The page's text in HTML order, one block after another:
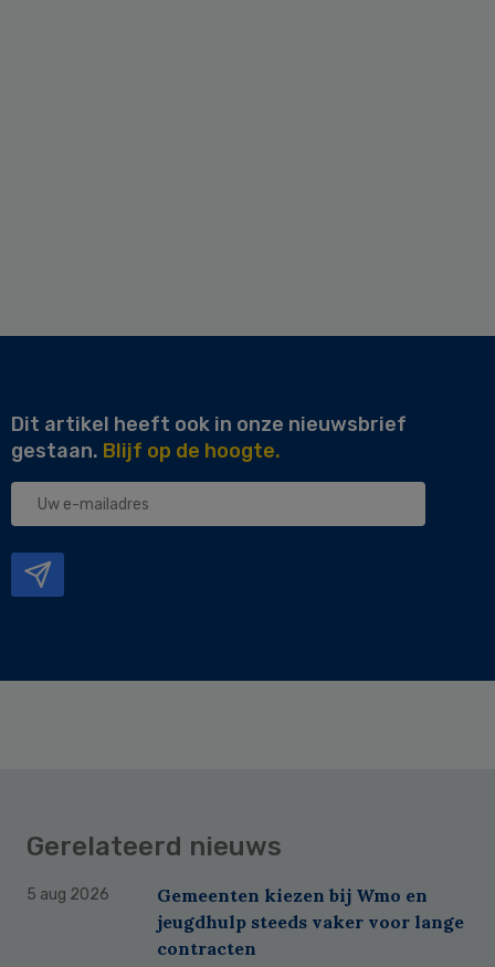
Dit artikel heeft ook in onze nieuwsbrief
gestaan. Blijf op de hoogte.
Uw
Gerelateerd nieuws
5 aug 2026
Gemeenten kiezen bij Wmo en
jeugdhulp steeds vaker voor lange
contracten